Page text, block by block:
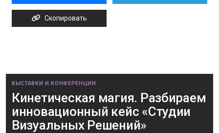
Скопировать
ВЫСТАВКИ И КОНФЕРЕНЦИИ
Кинетическая магия. Разбираем
инновационный кейс «Студии
Визуальных Решений»